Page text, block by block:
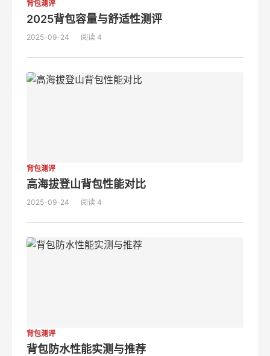
背包测评
2025背包容量与舒适性测评
2025-09-24 阅读 4
背包测评
高海拔登山背包性能对比
2025-09-24 阅读 4
背包测评
背包防水性能实测与推荐